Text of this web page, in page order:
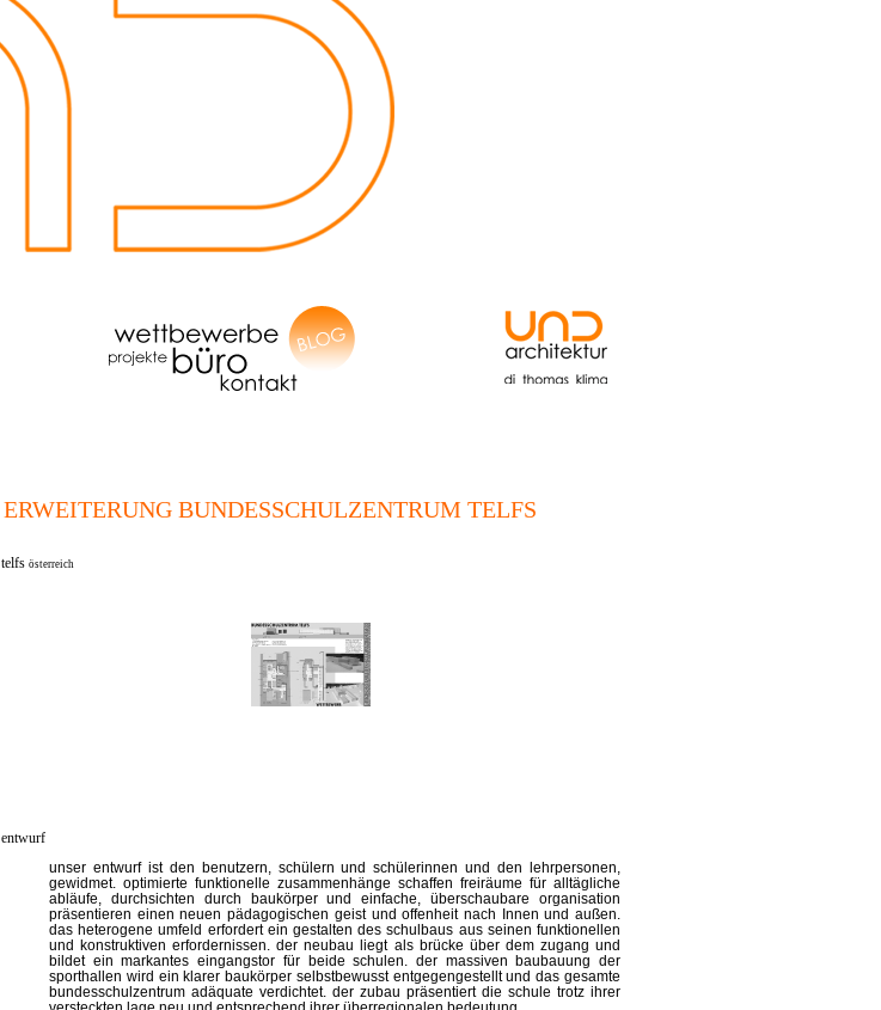
ERWEITERUNG BUNDESSCHULZENTRUM TELFS
telfs österreich
entwurf
unser entwurf ist den benutzern, schülern und schülerinnen und den lehrpersonen,
gewidmet. optimierte funktionelle zusammenhänge schaffen freiräume für alltägliche
abläufe, durchsichten durch baukörper und einfache, überschaubare organisation
präsentieren einen neuen pädagogischen geist und offenheit nach Innen und außen.
das heterogene umfeld erfordert ein gestalten des schulbaus aus seinen funktionellen
und konstruktiven erfordernissen. der neubau liegt als brücke über dem zugang und
bildet ein markantes eingangstor für beide schulen. der massiven baubauung der
sporthallen wird ein klarer baukörper selbstbewusst entgegengestellt und das gesamte
bundesschulzentrum adäquate verdichtet. der zubau präsentiert die schule trotz ihrer